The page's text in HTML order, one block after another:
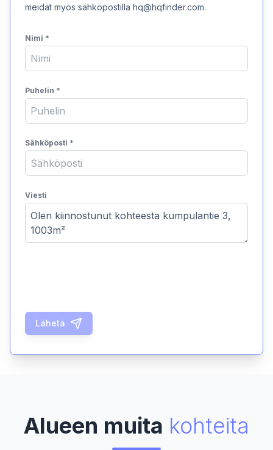
meidät myös sähköpostilla hq@hqfinder.com.
Nimi *
Puhelin *
Sähköposti *
Viesti
Lähetä
Alueen muita kohteita